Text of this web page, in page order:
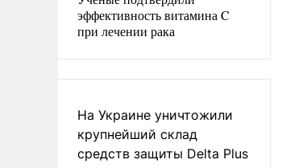
эффективность витамина C
при лечении рака
На Украине уничтожили
крупнейший склад
средств защиты Delta Plus